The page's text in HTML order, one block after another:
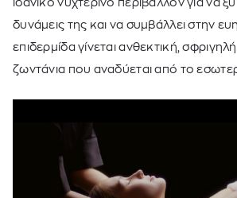
ιδανικό νυχτερινό περιβάλλον για να
δυνάμεις της και να συμβάλλει στην
επιδερμίδα γίνεται ανθεκτική,
ζωντάνια που αναδύεται από το